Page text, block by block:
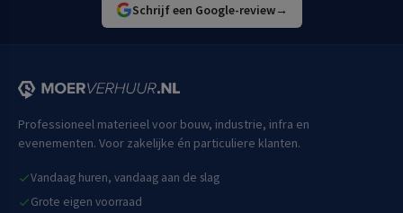
Schrijf een Google-review→
Professioneel materieel voor bouw, industrie, infra en
evenementen. Voor zakelijke én particuliere klanten.
Vandaag huren, vandaag aan de slag
Grote eigen voorraad